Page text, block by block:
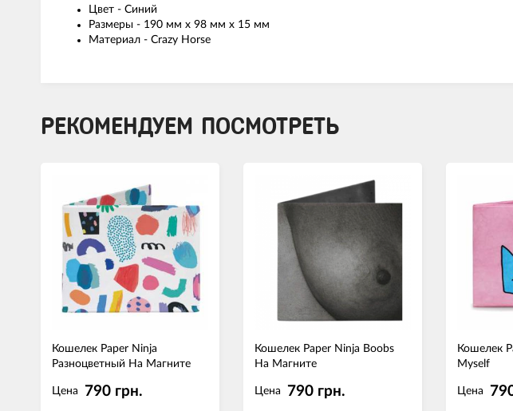
Цвет - Синий
Размеры - 190 мм x 98 мм x 15 мм
Материал - Crazy Horse
РЕКОМЕНДУЕМ ПОСМОТРЕТЬ
Кошелек Paper Ninja
Разноцветный На Магните
Цена 790 грн.
Кошелек Paper Ninja Boobs
На Магните
Цена 790 грн.
Кошелек
Myself
Цена